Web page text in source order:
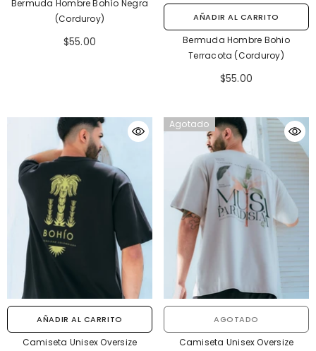
Bermuda Hombre Bohío Negra
(Corduroy)
$55.00
AÑADIR AL CARRITO
Bermuda Hombre Bohio
Terracota (Corduroy)
$55.00
AÑADIR AL CARRITO
Camiseta Unisex Oversize
Agotado
AGOTADO
Camiseta Unisex Oversize